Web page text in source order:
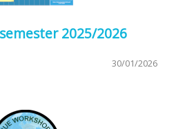
2025/2026
30/01/2026